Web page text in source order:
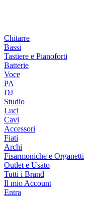
Chitarre
Bassi
Tastiere e Pianoforti
Batterie
Voce
PA
DJ
Studio
Luci
Cavi
Accessori
Fiati
Archi
Fisarmoniche e Organetti
Outlet e Usato
Tutti i Brand
Il mio Account
Entra